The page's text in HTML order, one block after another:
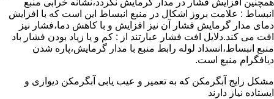
همچنین افزایش فشار در مدار گرمایش نگردد،نشانه خرابی منبع
انبساط : علامت بروز اشکال در منبع انبساط این است که با افزایش
دمای مدار گرمایش فشار آن نیز افزایش و با کاهش دما،فشار نیز
افت می کند.دلایل افت فشار عبارتند از : کم و یا زیاد بودن فشار باد
منبع انبساط،انسداد لوله رابط منبع با مدار گرمایش،پاره شدن
دیافگرام منبع است.
مشکل رایج آبگرمکن که به تعمیر و عیب یابی آبگرمکن دیواری و
ایستاده نیاز دارند